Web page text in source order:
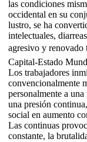
las condiciones
occidental en su
lustro, se ha
intelectuales,
agresivo y renovado
Capital-Estado
Los trabajadores
convencionalmente
personalmente a
una presión
social en aumento
Las continuas
constante, la